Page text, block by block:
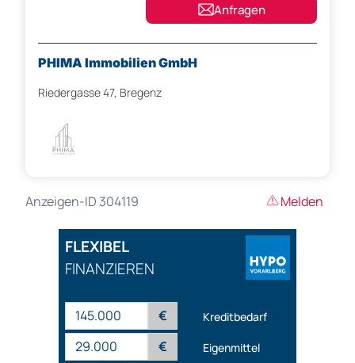
Anfragen
PHIMA Immobilien GmbH
Riedergasse 47, Bregenz
Anzeigen-ID 304119 Melden
FLEXIBEL
FINANZIEREN
€ Kreditbedarf
€
Eigenmittel